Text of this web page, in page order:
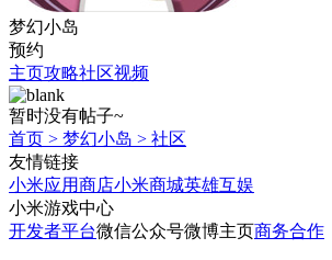
梦幻小岛
预约
主页攻略社区视频
暂时没有帖子~
首页 > 梦幻小岛 > 社区
友情链接
小米应用商店小米商城英雄互娱
小米游戏中心
开发者平台微信公众号微博主页商务合作